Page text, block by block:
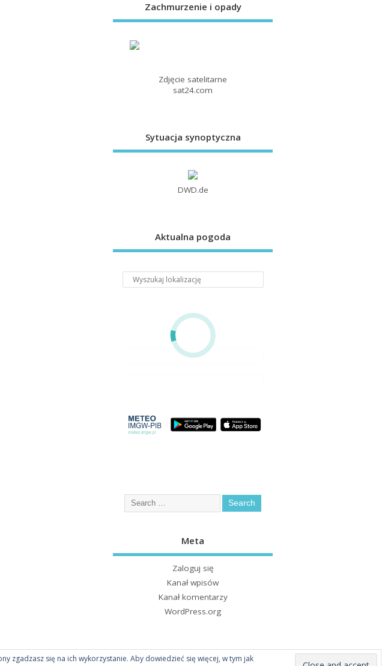
Zachmurzenie i opady
Zdjęcie satelitarne
sat24.com
Sytuacja synoptyczna
DWD.de
Aktualna pogoda
Meta
Zaloguj się
Kanał wpisów
Kanał komentarzy
WordPress.org
zgadzasz się na ich wykorzystanie. Aby dowiedzieć się więcej, w tym jak